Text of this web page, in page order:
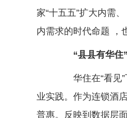
家“十五五”扩大内需
内需求的时代命题 ，
“县县有华住
华住在“看见”
业实践。作为连锁酒
普惠。反映到数据层